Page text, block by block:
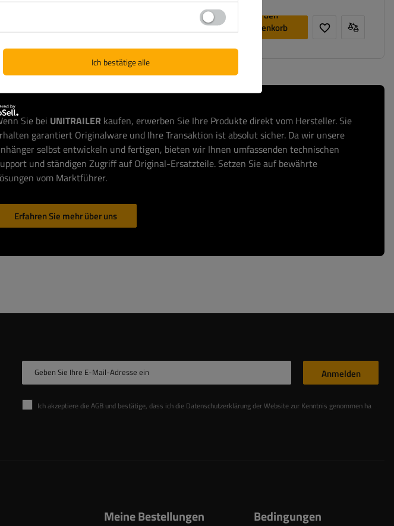
In den
Warenkorb
legen
Sie bei UNITRAILER kaufen, erwerben Sie Ihre Produkte direkt vom Hersteller. Sie
garantiert Originalware und Ihre Transaktion ist absolut sicher. Da wir unsere
selbst entwickeln und fertigen, bieten wir Ihnen umfassenden technischen
und ständigen Zugriff auf Original-Ersatzteile. Setzen Sie auf bewährte
vom Marktführer.
Erfahren Sie mehr über uns
Geben Sie Ihre E-Mail-Adresse ein
Ich akzeptiere die AGB und bestätige, dass ich die Datenschutzerklärung der Website zur Kenntnis genommen habe
Anmelden
Meine Bestellungen Bedingungen
Ich bestätige alle